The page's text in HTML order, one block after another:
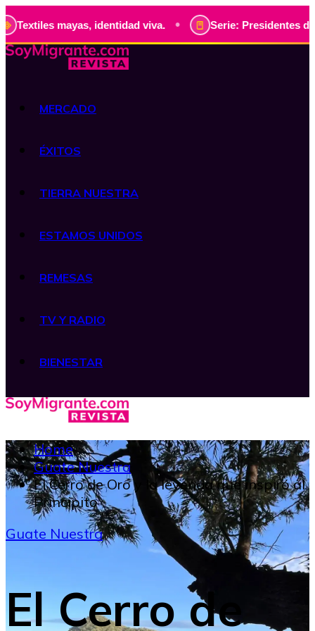
mayas, identidad viva. • Serie: Presidentes de
MERCADO
ÉXITOS
TIERRA NUESTRA
ESTAMOS UNIDOS
REMESAS
TV Y RADIO
BIENESTAR
Home
Guate Nuestra
El Cerro de Oro y la leyenda que inspiró al
Principito
Guate Nuestra
El Cerro de